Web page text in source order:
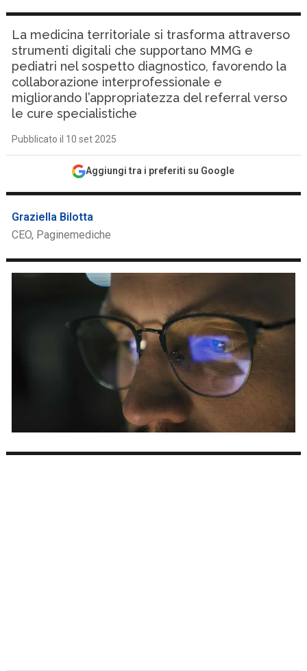
La medicina territoriale si trasforma attraverso
strumenti digitali che supportano MMG e
pediatri nel sospetto diagnostico, favorendo la
collaborazione interprofessionale e
migliorando l’appropriatezza del referral verso
le cure specialistiche
Pubblicato il 10 set 2025
Aggiungi tra i preferiti su Google
Graziella Bilotta
CEO, Paginemediche